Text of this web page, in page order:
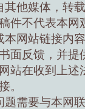
他媒体，转
件不代表本网
网站链接内
面反馈，并提
站在收到上述
。
需要与本网